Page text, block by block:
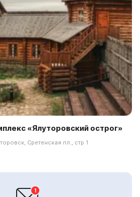
«Ялуторовский острог»
Сретенская пл., стр 1